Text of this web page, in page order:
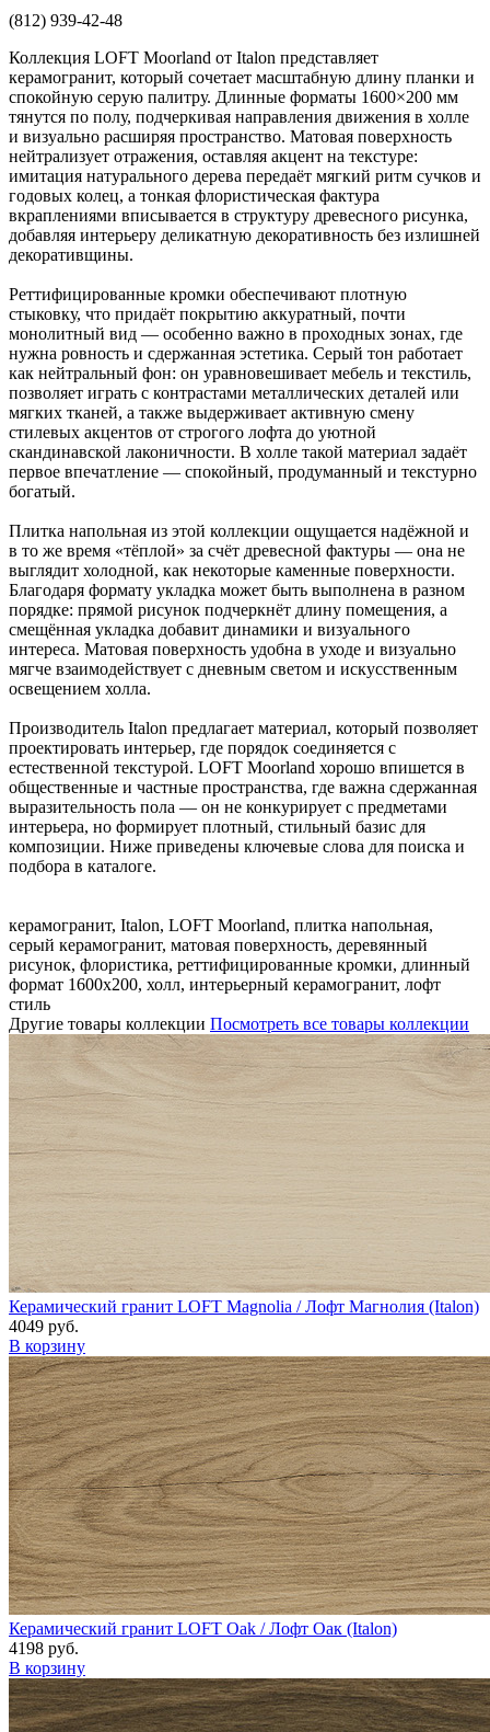
(812) 939-42-48
Коллекция LOFT Moorland от Italon представляет
керамогранит, который сочетает масштабную длину планки и
спокойную серую палитру. Длинные форматы 1600×200 мм
тянутся по полу, подчеркивая направления движения в холле
и визуально расширяя пространство. Матовая поверхность
нейтрализует отражения, оставляя акцент на текстуре:
имитация натурального дерева передаёт мягкий ритм сучков и
годовых колец, а тонкая флористическая фактура
вкраплениями вписывается в структуру древесного рисунка,
добавляя интерьеру деликатную декоративность без излишней
декоративщины.
Реттифицированные кромки обеспечивают плотную
стыковку, что придаёт покрытию аккуратный, почти
монолитный вид — особенно важно в проходных зонах, где
нужна ровность и сдержанная эстетика. Серый тон работает
как нейтральный фон: он уравновешивает мебель и текстиль,
позволяет играть с контрастами металлических деталей или
мягких тканей, а также выдерживает активную смену
стилевых акцентов от строгого лофта до уютной
скандинавской лаконичности. В холле такой материал задаёт
первое впечатление — спокойный, продуманный и текстурно
богатый.
Плитка напольная из этой коллекции ощущается надёжной и
в то же время «тёплой» за счёт древесной фактуры — она не
выглядит холодной, как некоторые каменные поверхности.
Благодаря формату укладка может быть выполнена в разном
порядке: прямой рисунок подчеркнёт длину помещения, а
смещённая укладка добавит динамики и визуального
интереса. Матовая поверхность удобна в уходе и визуально
мягче взаимодействует с дневным светом и искусственным
освещением холла.
Производитель Italon предлагает материал, который позволяет
проектировать интерьер, где порядок соединяется с
естественной текстурой. LOFT Moorland хорошо впишется в
общественные и частные пространства, где важна сдержанная
выразительность пола — он не конкурирует с предметами
интерьера, но формирует плотный, стильный базис для
композиции. Ниже приведены ключевые слова для поиска и
подбора в каталоге.
керамогранит, Italon, LOFT Moorland, плитка напольная,
серый керамогранит, матовая поверхность, деревянный
рисунок, флористика, реттифицированные кромки, длинный
формат 1600x200, холл, интерьерный керамогранит, лофт
стиль
Другие товары коллекции Посмотреть все товары коллекции
Керамический гранит LOFT Magnolia / Лофт Магнолия (Italon)
4049 руб.
В корзину
Керамический гранит LOFT Oak / Лофт Оак (Italon)
4198 руб.
В корзину